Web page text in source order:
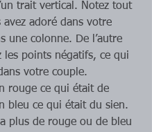
trait vertical. Notez tout
avez adoré dans votre
une colonne. De l’autre
les points négatifs, ce qui
votre couple.
rouge ce qui était de
bleu ce qui était du sien.
a plus de rouge ou de bleu